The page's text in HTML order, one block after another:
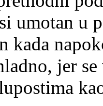
umotan u
kada
jer